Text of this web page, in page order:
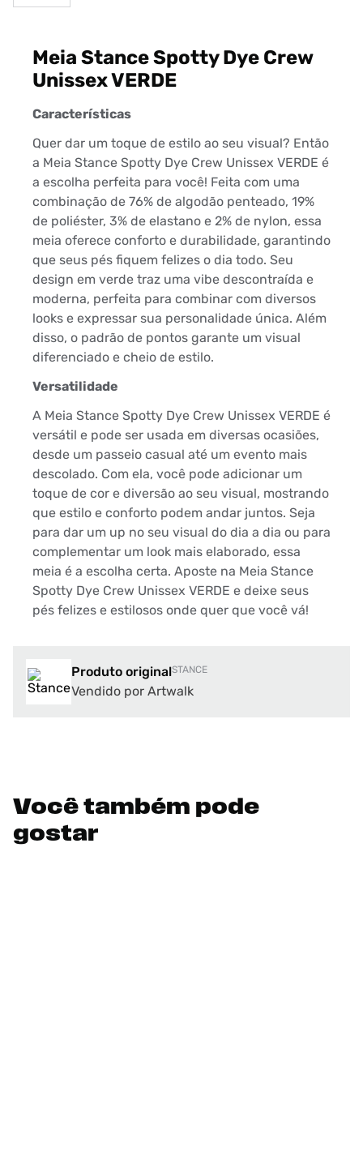
Meia Stance Spotty Dye Crew
Unissex VERDE
Características
Quer dar um toque de estilo ao seu visual? Então
a Meia Stance Spotty Dye Crew Unissex VERDE é
a escolha perfeita para você! Feita com uma
combinação de 76% de algodão penteado, 19%
de poliéster, 3% de elastano e 2% de nylon, essa
meia oferece conforto e durabilidade, garantindo
que seus pés fiquem felizes o dia todo. Seu
design em verde traz uma vibe descontraída e
moderna, perfeita para combinar com diversos
looks e expressar sua personalidade única. Além
disso, o padrão de pontos garante um visual
diferenciado e cheio de estilo.
Versatilidade
A Meia Stance Spotty Dye Crew Unissex VERDE é
versátil e pode ser usada em diversas ocasiões,
desde um passeio casual até um evento mais
descolado. Com ela, você pode adicionar um
toque de cor e diversão ao seu visual, mostrando
que estilo e conforto podem andar juntos. Seja
para dar um up no seu visual do dia a dia ou para
complementar um look mais elaborado, essa
meia é a escolha certa. Aposte na Meia Stance
Spotty Dye Crew Unissex VERDE e deixe seus
pés felizes e estilosos onde quer que você vá!
Produto originalSTANCE
Vendido por Artwalk
Você também pode
gostar